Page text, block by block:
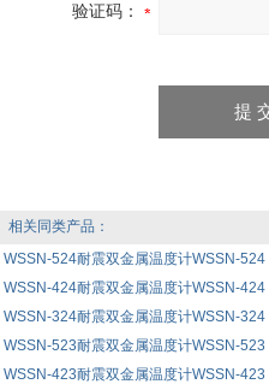
验证码：
相关同类产品：
WSSN-524耐震双金属温度计WSSN-524
WSSN-424耐震双金属温度计WSSN-424
WSSN-324耐震双金属温度计WSSN-324
WSSN-523耐震双金属温度计WSSN-523
WSSN-423耐震双金属温度计WSSN-423